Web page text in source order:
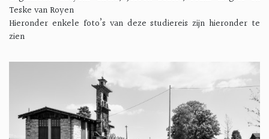
Teske van Royen
Hieronder enkele foto’s van deze studiereis zijn hieronder te
zien